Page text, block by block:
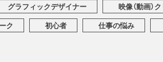
グラフィックデザイナー 映像（動画）
ク
初心者 仕事の悩み